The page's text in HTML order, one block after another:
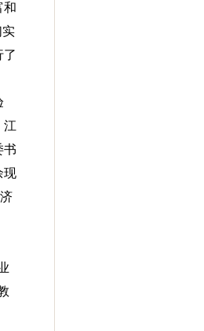
和
实
了
江
书
现